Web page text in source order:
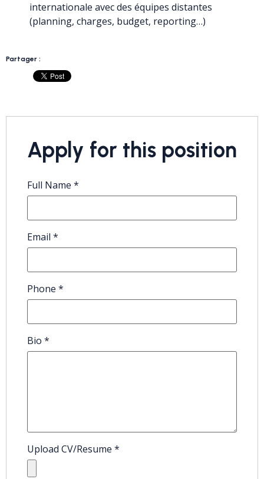
internationale avec des équipes distantes
(planning, charges, budget, reporting…)
Partager :
Apply for this position
Full Name *
Email *
Phone *
Bio *
Upload CV/Resume *